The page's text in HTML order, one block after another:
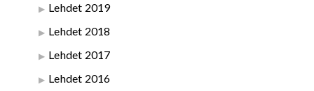
Lehdet 2019
Lehdet 2018
Lehdet 2017
Lehdet 2016